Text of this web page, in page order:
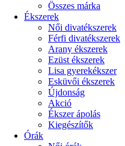
Összes márka
Ékszerek
Női divatékszerek
Férfi divatékszerek
Arany ékszerek
Ezüst ékszerek
Lisa gyerekékszer
Esküvői ékszerek
Újdonság
Akció
Ékszer ápolás
Kiegészítők
Órák